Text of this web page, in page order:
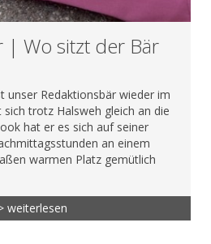
| Wo sitzt der Bär
unser Redaktionsbär wieder im
trotz Halsweh gleich an die
hat er es sich auf seiner
an einem
warmen Platz gemütlich
weiterlesen